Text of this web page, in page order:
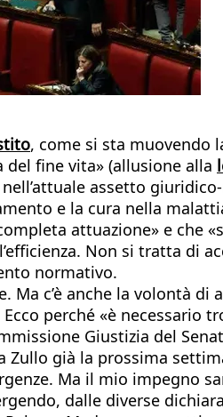
, come si sta muovendo
fine vita» (allusione alla
assetto
e la cura nella
attuazione» e che
Non si tratta di
normativo.
Ma c’è anche la volontà
perché «è necessario
Giustizia del
Zullo già la prossima
Ma il mio impegno
dalle diverse